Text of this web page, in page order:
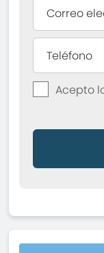
Acepto